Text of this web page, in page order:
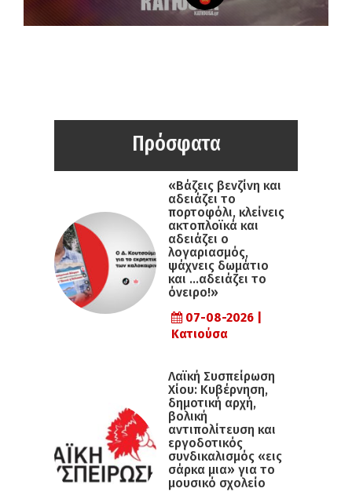
Πρόσφατα
«Βάζεις βενζίνη και
αδειάζει το
πορτοφόλι, κλείνεις
ακτοπλοϊκά και
αδειάζει ο
λογαριασμός,
ψάχνεις δωμάτιο
και …αδειάζει το
όνειρο!»
07-08-2026 |
Κατιούσα
Λαϊκή Συσπείρωση
Χίου: Κυβέρνηση,
δημοτική αρχή,
βολική
αντιπολίτευση και
εργοδοτικός
συνδικαλισμός «εις
σάρκα μια» για το
μουσικό σχολείο